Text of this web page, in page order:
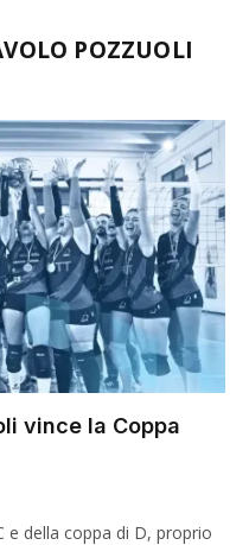
POZZUOLI
vince la Coppa
e della coppa di D, proprio